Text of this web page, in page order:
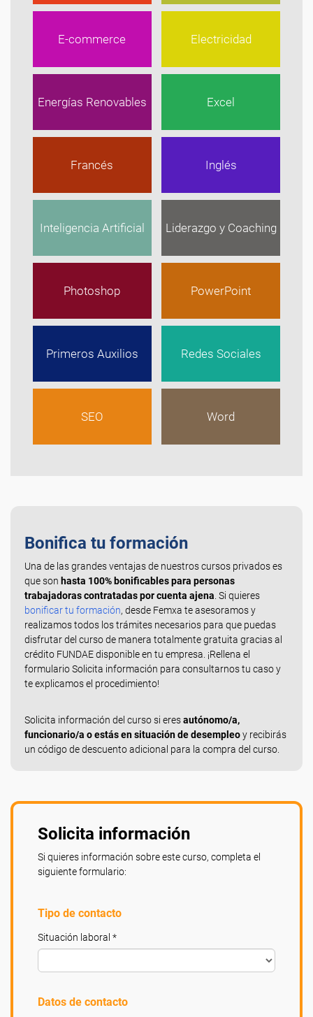
E-commerce Electricidad
Energías Renovables Excel
Francés Inglés
Inteligencia Artificial Liderazgo y Coaching
Photoshop PowerPoint
Primeros Auxilios Redes Sociales
SEO Word
Bonifica tu formación
Una de las grandes ventajas de nuestros cursos privados es
que son hasta 100% bonificables para personas
trabajadoras contratadas por cuenta ajena . Si quieres
bonificar tu formación, desde Femxa te asesoramos y
realizamos todos los trámites necesarios para que puedas
disfrutar del curso de manera totalmente gratuita gracias al
crédito FUNDAE disponible en tu empresa. ¡Rellena el
formulario Solicita información para consultarnos tu caso y
te explicamos el procedimiento!
Solicita información del curso si eresautónomo/a,
funcionario/a o estás en situación de desempleoy recibirás
un código de descuento adicional para la compra del curso.
Solicita información
Si quieres información sobre este curso, completa el
siguiente formulario:
Tipo de contacto
Situación laboral *
Datos de contacto